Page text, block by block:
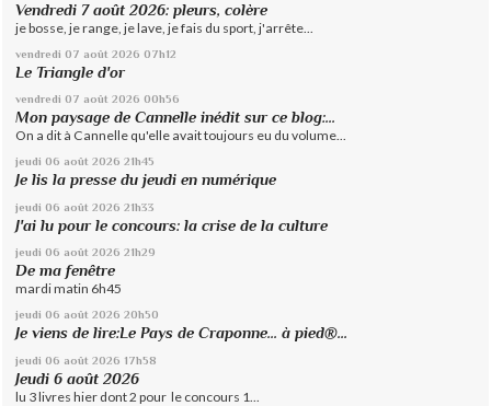
Vendredi 7 août 2026: pleurs, colère
je bosse, je range, je lave, je fais du sport, j'arrête...
vendredi 07 août 2026 07h12
Le Triangle d'or
vendredi 07 août 2026 00h56
Mon paysage de Cannelle inédit sur ce blog:...
On a dit à Cannelle qu'elle avait toujours eu du volume...
jeudi 06 août 2026 21h45
Je lis la presse du jeudi en numérique
jeudi 06 août 2026 21h33
J'ai lu pour le concours: la crise de la culture
jeudi 06 août 2026 21h29
De ma fenêtre
mardi matin 6h45
jeudi 06 août 2026 20h50
Je viens de lire:Le Pays de Craponne... à pied®...
jeudi 06 août 2026 17h58
Jeudi 6 août 2026
lu 3 livres hier dont 2 pour le concours 1...